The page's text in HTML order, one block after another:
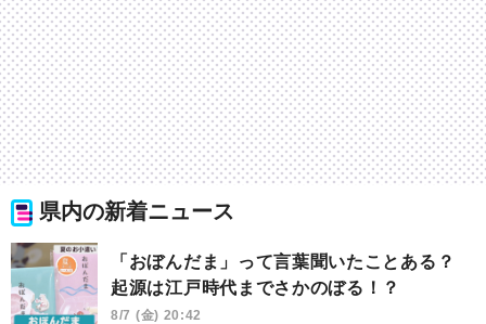
県内の新着ニュース
「おぼんだま」って言葉聞いたことある？
起源は江戸時代までさかのぼる！？
8/7 (金) 20:42